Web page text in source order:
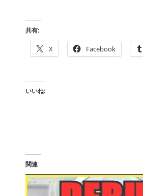
共有:
X Facebook
いいね:
関連